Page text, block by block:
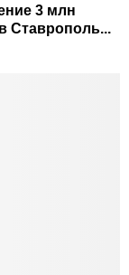
3 млн
Ставрополь...